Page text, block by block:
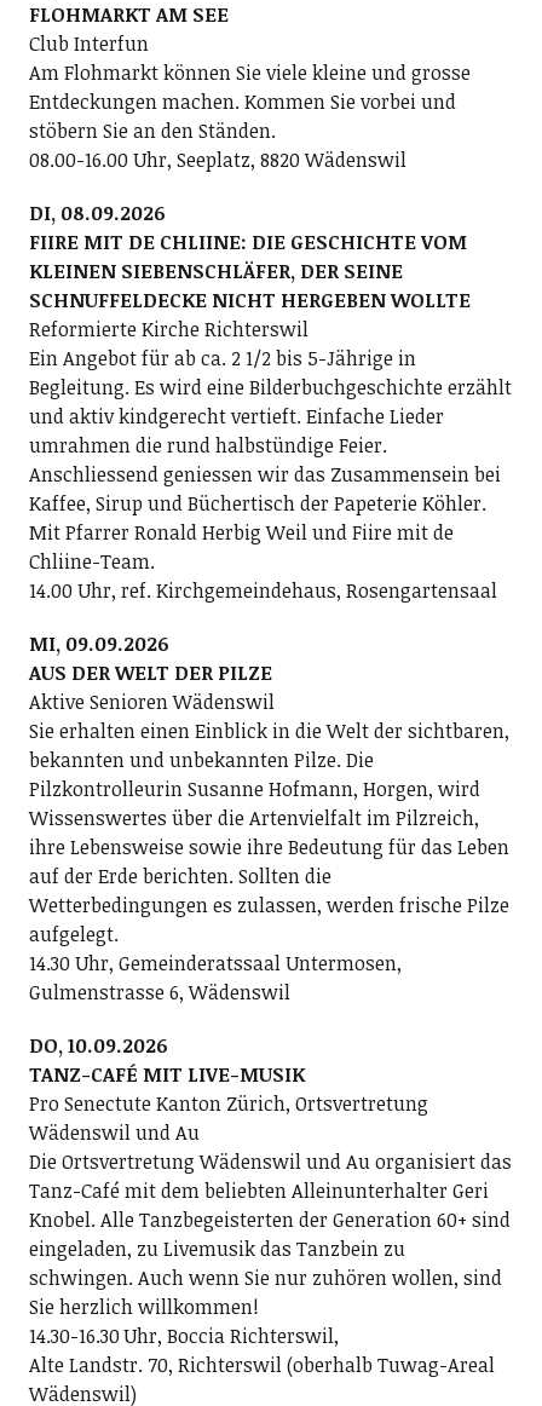
FLOHMARKT AM SEE
Club Interfun
Am Flohmarkt können Sie viele kleine und grosse
Entdeckungen machen. Kommen Sie vorbei und
stöbern Sie an den Ständen.
08.00-16.00 Uhr, Seeplatz, 8820 Wädenswil
DI, 08.09.2026
FIIRE MIT DE CHLIINE: DIE GESCHICHTE VOM
KLEINEN SIEBENSCHLÄFER, DER SEINE
SCHNUFFELDECKE NICHT HERGEBEN WOLLTE
Reformierte Kirche Richterswil
Ein Angebot für ab ca. 2 1/2 bis 5-Jährige in
Begleitung. Es wird eine Bilderbuchgeschichte erzählt
und aktiv kindgerecht vertieft. Einfache Lieder
umrahmen die rund halbstündige Feier.
Anschliessend geniessen wir das Zusammensein bei
Kaffee, Sirup und Büchertisch der Papeterie Köhler.
Mit Pfarrer Ronald Herbig Weil und Fiire mit de
Chliine-Team.
14.00 Uhr, ref. Kirchgemeindehaus, Rosengartensaal
MI, 09.09.2026
AUS DER WELT DER PILZE
Aktive Senioren Wädenswil
Sie erhalten einen Einblick in die Welt der sichtbaren,
bekannten und unbekannten Pilze. Die
Pilzkontrolleurin Susanne Hofmann, Horgen, wird
Wissenswertes über die Artenvielfalt im Pilzreich,
ihre Lebensweise sowie ihre Bedeutung für das Leben
auf der Erde berichten. Sollten die
Wetterbedingungen es zulassen, werden frische Pilze
aufgelegt.
14.30 Uhr, Gemeinderatssaal Untermosen,
Gulmenstrasse 6, Wädenswil
DO, 10.09.2026
TANZ-CAFÉ MIT LIVE-MUSIK
Pro Senectute Kanton Zürich, Ortsvertretung
Wädenswil und Au
Die Ortsvertretung Wädenswil und Au organisiert das
Tanz-Café mit dem beliebten Alleinunterhalter Geri
Knobel. Alle Tanzbegeisterten der Generation 60+ sind
eingeladen, zu Livemusik das Tanzbein zu
schwingen. Auch wenn Sie nur zuhören wollen, sind
Sie herzlich willkommen!
14.30-16.30 Uhr, Boccia Richterswil,
Alte Landstr. 70, Richterswil (oberhalb Tuwag-Areal
Wädenswil)